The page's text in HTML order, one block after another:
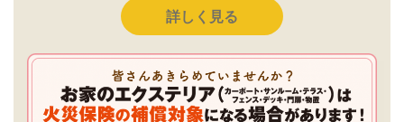
詳しく見る